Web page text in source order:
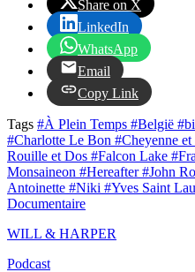
Share on X
LinkedIn
WhatsApp
Email
Copy Link
Tags #À Plein Temps #België
#Charlotte Le Bon #Cheyenne
Rouille et Dos #Falcon Lake
Monsaineon #Hereafter#John
Antoinette #Niki #Yves Saint
Documentaire
WILL & HARPER
Podcast